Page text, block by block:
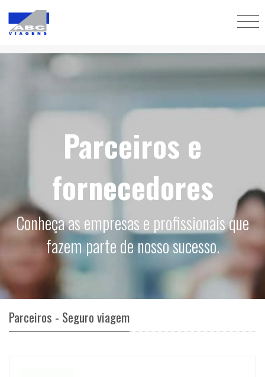
Parceiros e
fornecedores
Conheça as empresas e profissionais que
fazem parte de nosso sucesso.
Parceiros - Seguro viagem